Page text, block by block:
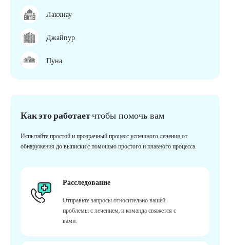
Лакхнау
Джайпур
Пуна
Как это работаетчтобы помочь вам
Испытайте простой и прозрачный процесс успешного лечения от
обнаружения до выписки с помощью простого и плавного процесса.
Расследование
Отправьте запросы относительно вашей
проблемы с лечением, и команда свяжется с
вами.